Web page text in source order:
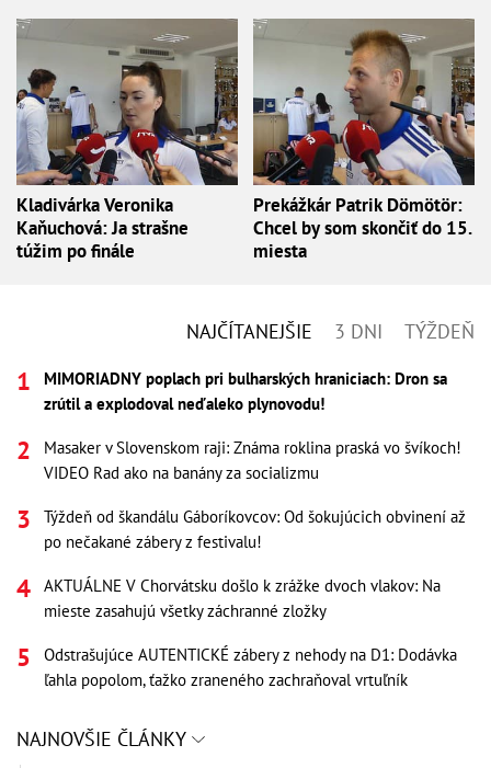
Kladivárka Veronika
Kaňuchová: Ja strašne
túžim po finále
Prekážkár Patrik Dömötör:
Chcel by som skončiť do 15.
miesta
NAJČÍTANEJŠIE 3 DNI TÝŽDEŇ
MIMORIADNY poplach pri bulharských hraniciach: Dron sa
zrútil a explodoval neďaleko plynovodu!
Masaker v Slovenskom raji: Známa roklina praská vo švíkoch!
VIDEO Rad ako na banány za socializmu
Týždeň od škandálu Gáboríkovcov: Od šokujúcich obvinení až
po nečakané zábery z festivalu!
AKTUÁLNE V Chorvátsku došlo k zrážke dvoch vlakov: Na
mieste zasahujú všetky záchranné zložky
Odstrašujúce AUTENTICKÉ zábery z nehody na D1: Dodávka
ľahla popolom, ťažko zraneného zachraňoval vrtuľník
NAJNOVŠIE ČLÁNKY